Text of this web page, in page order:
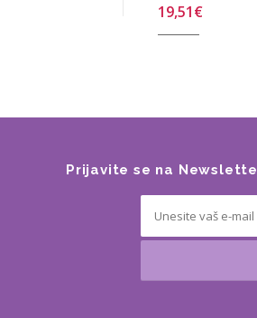
19,51€
Prijavite se na